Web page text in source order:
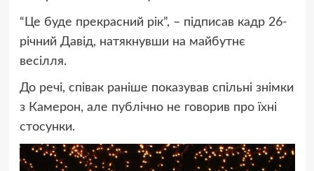
“Це буде прекрасний рік”, – підписав кадр 26-
річний Давід, натякнувши на майбутнє
весілля.
До речі, співак раніше показував спільні знімки
з Камерон, але публічно не говорив про їхні
стосунки.